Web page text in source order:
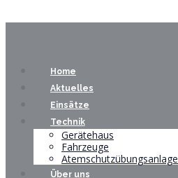
Home
Aktuelles
Einsätze
Technik
Gerätehaus
Fahrzeuge
Atemschutzübungsanlage
Über uns